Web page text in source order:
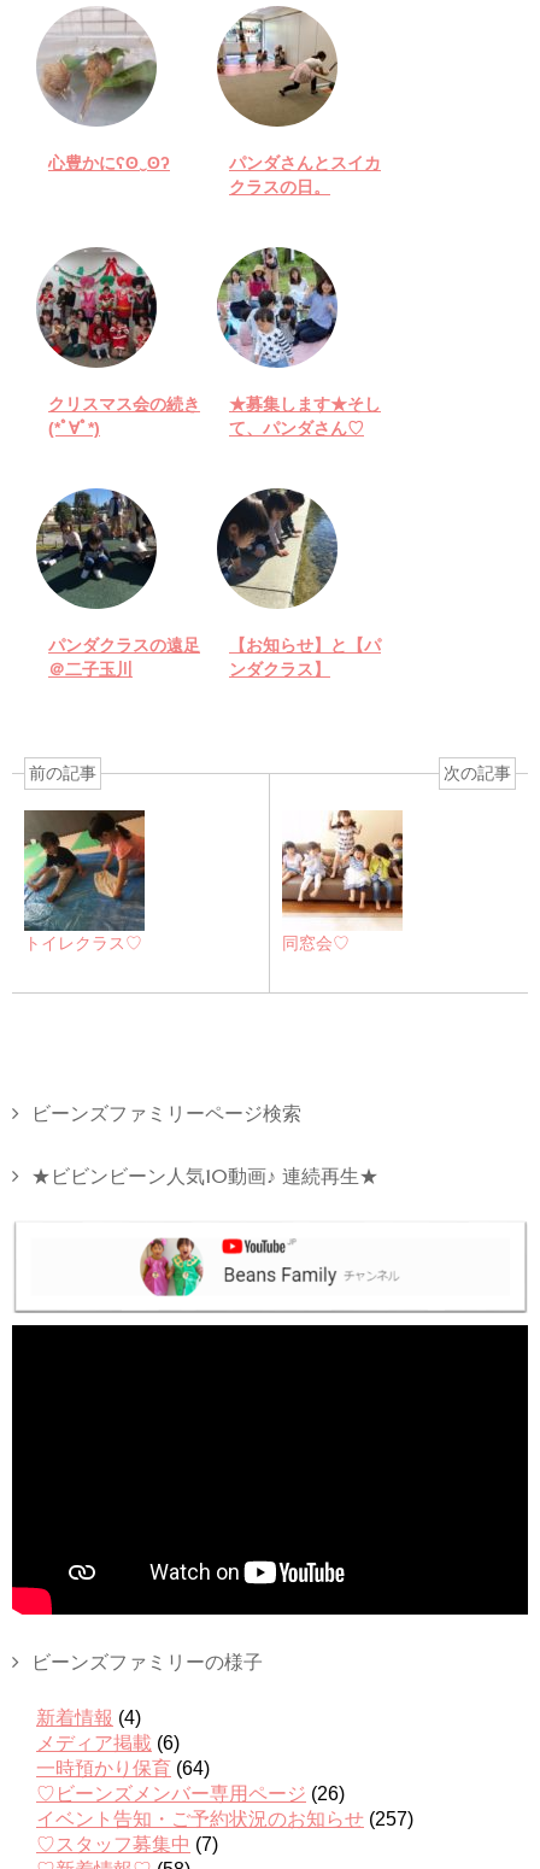
心豊かにʕʘ‿ʘʔ
パンダさんとスイカ
クラスの日。
クリスマス会の続き
(*ﾟ∀ﾟ*)
★募集します★そし
て、パンダさん♡
パンダクラスの遠足
＠二子玉川
【お知らせ】と【パ
ンダクラス】
前の記事
トイレクラス♡
次の記事
同窓会♡
ビーンズファミリーページ検索
★ビビンビーン人気10動画♪ 連続再生★
ビーンズファミリーの様子
新着情報 (4)
メディア掲載 (6)
一時預かり保育 (64)
♡ビーンズメンバー専用ページ (26)
イベント告知・ご予約状況のお知らせ (257)
♡スタッフ募集中 (7)